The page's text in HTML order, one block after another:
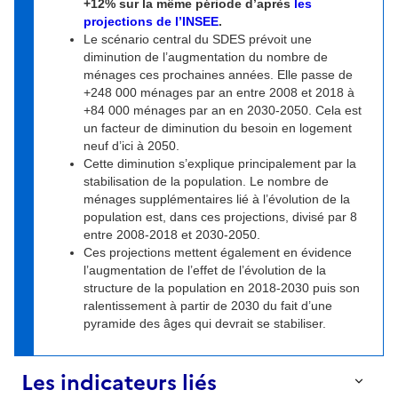
+12% sur la même période d’après les
projections de l’INSEE.
Le scénario central du SDES prévoit une
diminution de l’augmentation du nombre de
ménages ces prochaines années. Elle passe de
+248 000 ménages par an entre 2008 et 2018 à
+84 000 ménages par an en 2030-2050. Cela est
un facteur de diminution du besoin en logement
neuf d’ici à 2050.
Cette diminution s’explique principalement par la
stabilisation de la population. Le nombre de
ménages supplémentaires lié à l’évolution de la
population est, dans ces projections, divisé par 8
entre 2008-2018 et 2030-2050.
Ces projections mettent également en évidence
l’augmentation de l’effet de l’évolution de la
structure de la population en 2018-2030 puis son
ralentissement à partir de 2030 du fait d’une
pyramide des âges qui devrait se stabiliser.
Les indicateurs liés